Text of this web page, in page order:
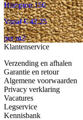
Hampton 150
Vanaf € 42.25
per m2
Klantenservice
Verzending en afhalen
Garantie en retour
Algemene voorwaarden
Privacy verklaring
Vacatures
Legservice
Kennisbank